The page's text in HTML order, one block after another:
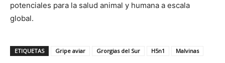
potenciales para la salud animal y humana a escala
global.
ETIQUETAS Gripe aviar Grorgias del Sur H5n1 Malvinas